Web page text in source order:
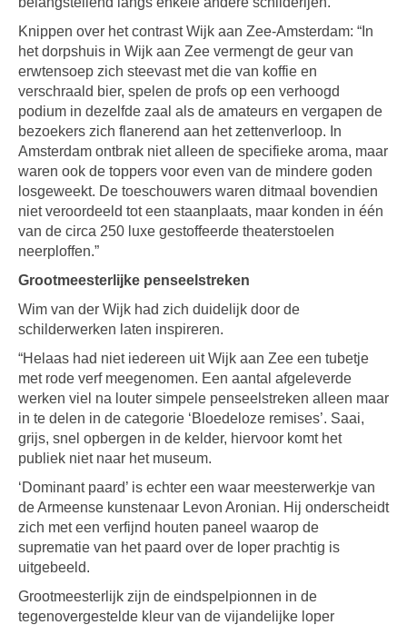
Knippen over het contrast Wijk aan Zee-Amsterdam: “In
het dorpshuis in Wijk aan Zee vermengt de geur van
erwtensoep zich steevast met die van koffie en
verschraald bier, spelen de profs op een verhoogd
podium in dezelfde zaal als de amateurs en vergapen de
bezoekers zich flanerend aan het zettenverloop. In
Amsterdam ontbrak niet alleen de specifieke aroma, maar
waren ook de toppers voor even van de mindere goden
losgeweekt. De toeschouwers waren ditmaal bovendien
niet veroordeeld tot een staanplaats, maar konden in één
van de circa 250 luxe gestoffeerde theaterstoelen
neerploffen.”
Grootmeesterlijke penseelstreken
Wim van der Wijk had zich duidelijk door de
schilderwerken laten inspireren.
“Helaas had niet iedereen uit Wijk aan Zee een tubetje
met rode verf meegenomen. Een aantal afgeleverde
werken viel na louter simpele penseelstreken alleen maar
in te delen in de categorie ‘Bloedeloze remises’. Saai,
grijs, snel opbergen in de kelder, hiervoor komt het
publiek niet naar het museum.
‘Dominant paard’ is echter een waar meesterwerkje van
de Armeense kunstenaar Levon Aronian. Hij onderscheidt
zich met een verfijnd houten paneel waarop de
suprematie van het paard over de loper prachtig is
uitgebeeld.
Grootmeesterlijk zijn de eindspelpionnen in de
tegenovergestelde kleur van de vijandelijke loper